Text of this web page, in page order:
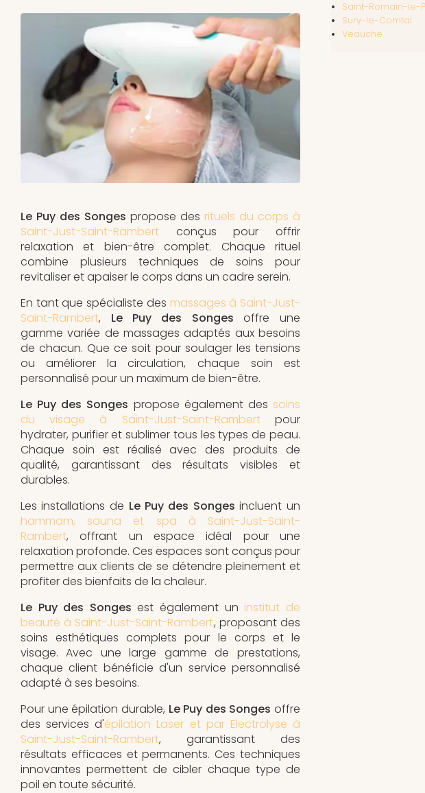
Le Puy des Songes propose des rituels du corps à
Saint-Just-Saint-Rambert conçus pour offrir
relaxation et bien-être complet. Chaque rituel
combine plusieurs techniques de soins pour
revitaliser et apaiser le corps dans un cadre serein.
En tant que spécialiste des massages à Saint-Just-
Saint-Rambert, Le Puy des Songes offre une
gamme variée de massages adaptés aux besoins
de chacun. Que ce soit pour soulager les tensions
ou améliorer la circulation, chaque soin est
personnalisé pour un maximum de bien-être.
Le Puy des Songes propose également des soins
du visage à Saint-Just-Saint-Rambertpour
hydrater, purifier et sublimer tous les types de peau.
Chaque soin est réalisé avec des produits de
qualité, garantissant des résultats visibles et
durables.
Les installations de Le Puy des Songes incluent un
hammam, sauna et spa à Saint-Just-Saint-
Rambert, offrant un espace idéal pour une
relaxation profonde. Ces espaces sont conçus pour
permettre aux clients de se détendre pleinement et
profiter des bienfaits de la chaleur.
Le Puy des Songes est également un institut de
beauté à Saint-Just-Saint-Rambert, proposant des
soins esthétiques complets pour le corps et le
visage. Avec une large gamme de prestations,
chaque client bénéficie d'un service personnalisé
adapté à ses besoins.
Pour une épilation durable, Le Puy des Songes offre
des services d'épilation Laser et par Electrolyse à
Saint-Just-Saint-Rambert, garantissant des
résultats efficaces et permanents. Ces techniques
innovantes permettent de cibler chaque type de
poil en toute sécurité.
Saint-Romain-le-
Sury-le-Comtal
Veauche